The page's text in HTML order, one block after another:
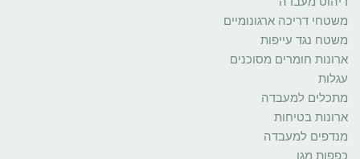
משטחי דריכה ארגונומיים
משטח נגד עייפות
ארונות חומרים מסוכנים
עגלות
מתכלים למעבדה
ארונות בטיחות
מנדפים למעבדה
כפפות מגן